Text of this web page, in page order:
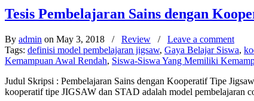
Tesis Pembelajaran Sains dengan
By admin on May 3, 2018 / Review / Leave a comment
Tags: definisi model pembelajaran jigsaw, Gaya Belajar Siswa,
Kemampuan Awal Rendah, Siswa-Siswa Yang Memiliki
Judul Skripsi : Pembelajaran Sains dengan Kooperatif Tipe
kooperatif tipe JIGSAW dan STAD adalah model pembelajaran